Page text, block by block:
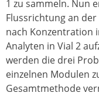
1 zu sammeln. Nun
Flussrichtung an
nach Konzentration
Analyten in Vial 2
werden die drei
einzelnen Modulen
Gesamtmethode